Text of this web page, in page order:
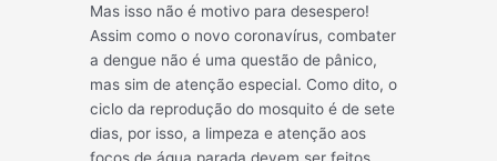
Mas isso não é motivo para desespero!
Assim como o novo coronavírus, combater
a dengue não é uma questão de pânico,
mas sim de atenção especial. Como dito, o
ciclo da reprodução do mosquito é de sete
dias, por isso, a limpeza e atenção aos
focos de água parada devem ser feitos